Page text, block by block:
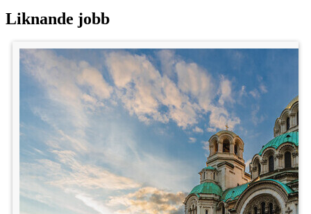
Publicerad: 2/6
Liknande jobb